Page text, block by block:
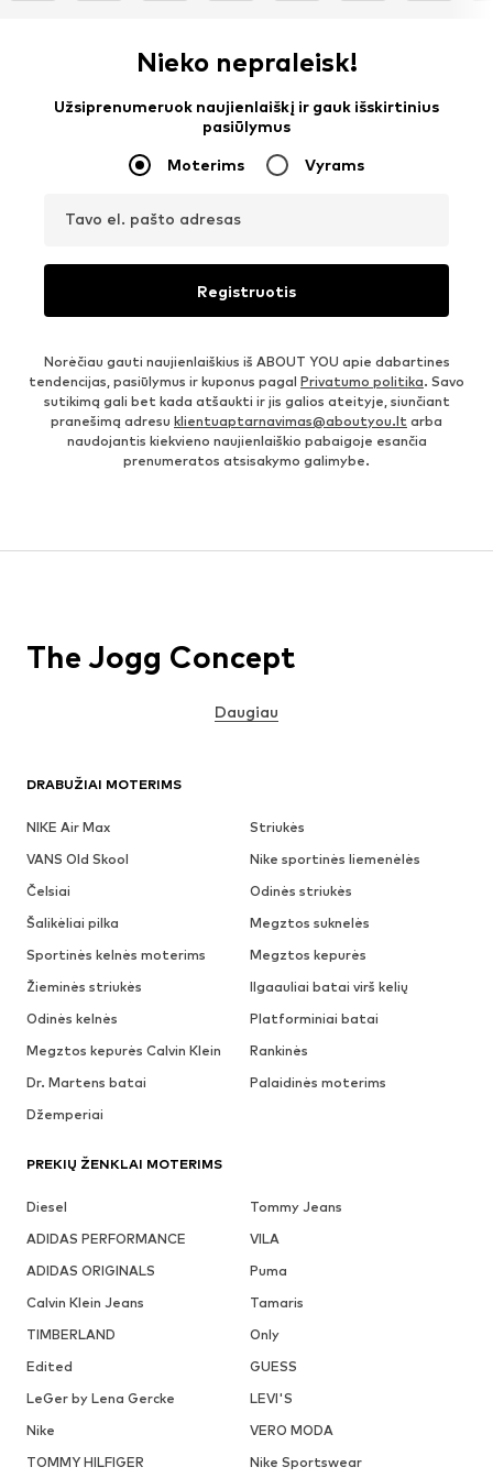
Nieko nepraleisk!
Užsiprenumeruok naujienlaiškį ir gauk išskirtinius
pasiūlymus
Moterims Vyrams
Tavo el. pašto adresas
Registruotis
Norėčiau gauti naujienlaiškius iš ABOUT YOU apie dabartines
tendencijas, pasiūlymus ir kuponus pagal Privatumo politika. Savo
sutikimą gali bet kada atšaukti ir jis galios ateityje, siunčiant
pranešimą adresu klientuaptarnavimas@aboutyou.lt arba
naudojantis kiekvieno naujienlaiškio pabaigoje esančia
prenumeratos atsisakymo galimybe.
DRABUŽIAI MOTERIMS
NIKE Air Max
Striukės
VANS Old Skool
Nike sportinės liemenėlės
Čelsiai
Odinės striukės
Šalikėliai pilka
Megztos suknelės
Sportinės kelnės moterims
Megztos kepurės
Žieminės striukės
Ilgaauliai batai virš kelių
Odinės kelnės
Platforminiai batai
Megztos kepurės Calvin Klein
Rankinės
Dr. Martens batai
Palaidinės moterims
Džemperiai
PREKIŲ ŽENKLAI MOTERIMS
Diesel
Tommy Jeans
ADIDAS PERFORMANCE
VILA
ADIDAS ORIGINALS
Puma
Calvin Klein Jeans
Tamaris
TIMBERLAND
Only
Edited
GUESS
LeGer by Lena Gercke
LEVI'S
Nike
VERO MODA
TOMMY HILFIGER
Nike Sportswear
The Jogg Concept
Daugiau